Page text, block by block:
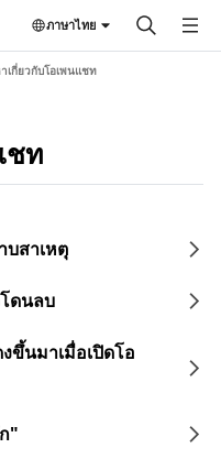
ภาษาไทย
เกี่ยวกับโอเพนแชท
ชท
บสาเหตุ
ดนลบ
นมาเมื่อเปิดโอ
"